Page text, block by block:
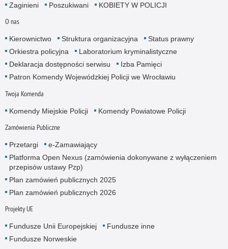
Zaginieni
Poszukiwani KOBIETY W POLICJI
O nas
Kierownictwo Struktura organizacyjna
Status prawny
Orkiestra policyjna
Laboratorium kryminalistyczne
Deklaracja dostępności serwisu
Izba Pamięci
Patron Komendy Wojewódzkiej Policji we Wrocławiu
Twoja Komenda
Komendy Miejskie Policji Komendy Powiatowe Policji
Zamówienia Publiczne
Przetargi
e-Zamawiający
Platforma Open Nexus (zamówienia dokonywane z wyłączeniem
przepisów ustawy Pzp)
Plan zamówień publicznych 2025
Plan zamówień publicznych 2026
Projekty UE
Fundusze Unii Europejskiej
Fundusze inne
Fundusze Norweskie